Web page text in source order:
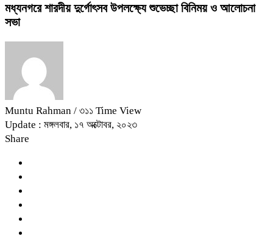
মধ্যনগরে শারদীয় দুর্গোৎসব উপলক্ষ্যে শুভেচ্ছা বিনিময় ও আলোচনা
সভা
Muntu Rahman / ৩১১ Time View
Update : মঙ্গলবার, ১৭ অক্টোবর, ২০২৩
Share